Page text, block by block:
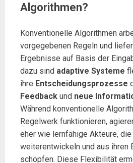
Algorithmen?
Konventionelle Algorithmen
vorgegebenen Regeln und
Ergebnisse auf Basis der
dazu sind adaptive Systeme
ihre Entscheidungsprozesse
Feedback und neue
Während konventionelle
Regelwerk funktionieren,
eher wie lernfähige Akteure,
weiterentwickeln und aus ihren
schöpfen. Diese Flexibilität